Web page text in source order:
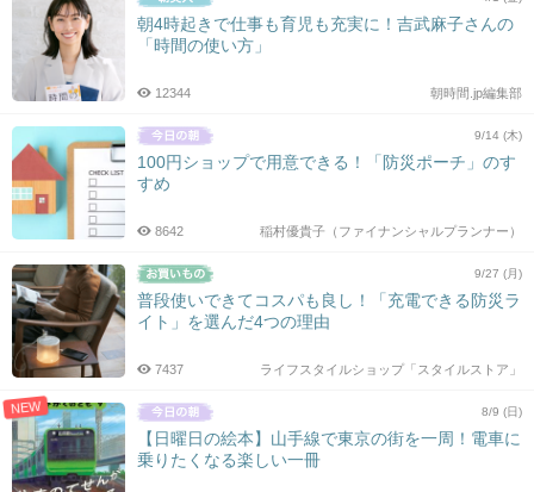
朝4時起きで仕事も育児も充実に！吉武麻子さんの
「時間の使い方」
朝時間.jp編集部
12344
9/14 (木)
100円ショップで用意できる！「防災ポーチ」のす
すめ
稲村優貴子（ファイナンシャルプランナー）
8642
9/27 (月)
普段使いできてコスパも良し！「充電できる防災ラ
イト」を選んだ4つの理由
ライフスタイルショップ「スタイルストア」
7437
NEW 8/9 (日)
【日曜日の絵本】山手線で東京の街を一周！電車に
乗りたくなる楽しい一冊